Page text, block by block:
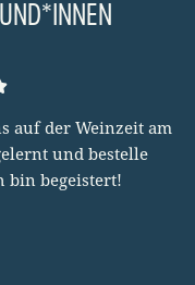
auf der Weinzeit am
und bestelle
bin begeistert!